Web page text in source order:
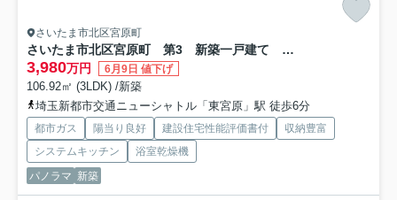
さいたま市北区宮原町
さいたま市北区宮原町 第3 新築一戸建て リーブルガーデン 01
3,980万円 6月9日 値下げ
106.92㎡ (3LDK) /新築
埼玉新都市交通ニューシャトル「東宮原」駅 徒歩6分
都市ガス 陽当り良好 建設住宅性能評価書付
収納豊富
システムキッチン
浴室乾燥機
パノラマ 新築